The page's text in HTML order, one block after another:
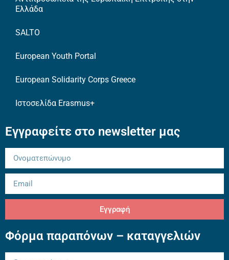
Ελλάδα
SALTO
European Youth Portal
European Solidarity Corps Greece
Ιστοσελίδα Erasmus+
Εγγραφείτε στο newsletter μας
Εγγραφή
Φόρμα παραπόνων – καταγγελιών